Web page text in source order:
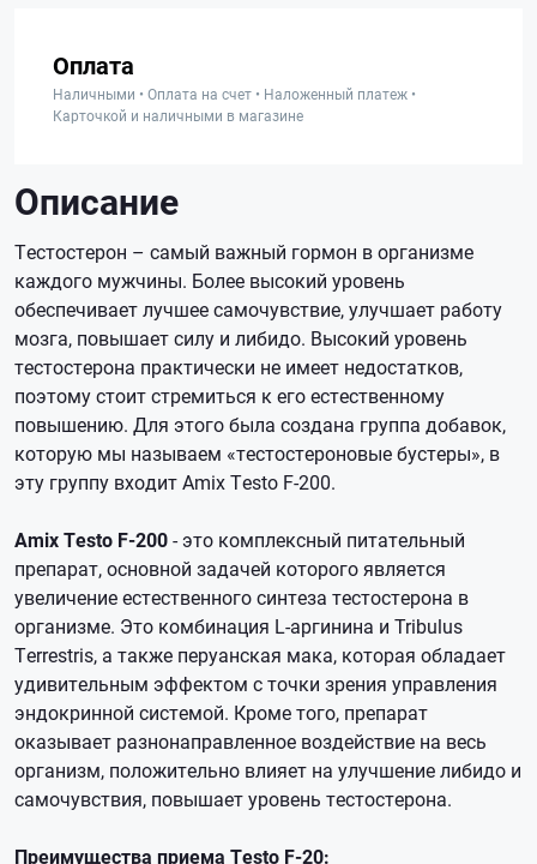
Оплата
Наличными • Оплата на счет • Наложенный платеж •
Карточкой и наличными в магазине
Описание
Тестостерон – самый важный гормон в организме
каждого мужчины. Более высокий уровень
обеспечивает лучшее самочувствие, улучшает работу
мозга, повышает силу и либидо. Высокий уровень
тестостерона практически не имеет недостатков,
поэтому стоит стремиться к его естественному
повышению. Для этого была создана группа добавок,
которую мы называем «тестостероновые бустеры», в
эту группу входит Amix Testo F-200.
Amix Testo F-200- это комплексный питательный
препарат, основной задачей которого является
увеличение естественного синтеза тестостерона в
организме. Это комбинация L-аргинина и Tribulus
Terrestris, а также перуанская мака, которая обладает
удивительным эффектом с точки зрения управления
эндокринной системой. Кроме того, препарат
оказывает разнонаправленное воздействие на весь
организм, положительно влияет на улучшение либидо и
самочувствия, повышает уровень тестостерона.
Преимущества приема Testo F-20: